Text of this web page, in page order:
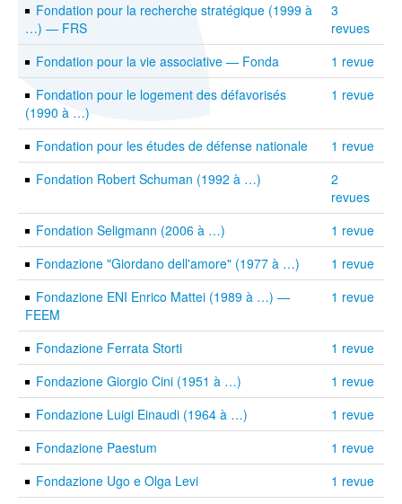
Fondation pour la recherche stratégique (1999 à
…) — FRS
3
revues
Fondation pour la vie associative — Fonda
1 revue
Fondation pour le logement des défavorisés
(1990 à …)
1 revue
Fondation pour les études de défense nationale
1 revue
Fondation Robert Schuman (1992 à …)
2
revues
Fondation Seligmann (2006 à …)
1 revue
Fondazione "Giordano dell'amore" (1977 à …)
1 revue
Fondazione ENI Enrico Mattei (1989 à …) —
FEEM
1 revue
Fondazione Ferrata Storti
1 revue
Fondazione Giorgio Cini (1951 à …)
1 revue
Fondazione Luigi Einaudi (1964 à …)
1 revue
Fondazione Paestum
1 revue
Fondazione Ugo e Olga Levi
1 revue